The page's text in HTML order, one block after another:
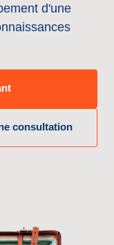
d'une
consultation